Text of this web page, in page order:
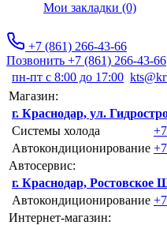
Мои закладки (0)
+7 (861) 266-43-66
Позвонить +7 (861) 266-43-66
пн-пт с 8:00 до 17:00
Магазин:
г. Краснодар, ул.
Системы холода
Автокондиционирование
Автосервис:
г. Краснодар, Ростовское
Автокондиционирование
Интернет-магазин: